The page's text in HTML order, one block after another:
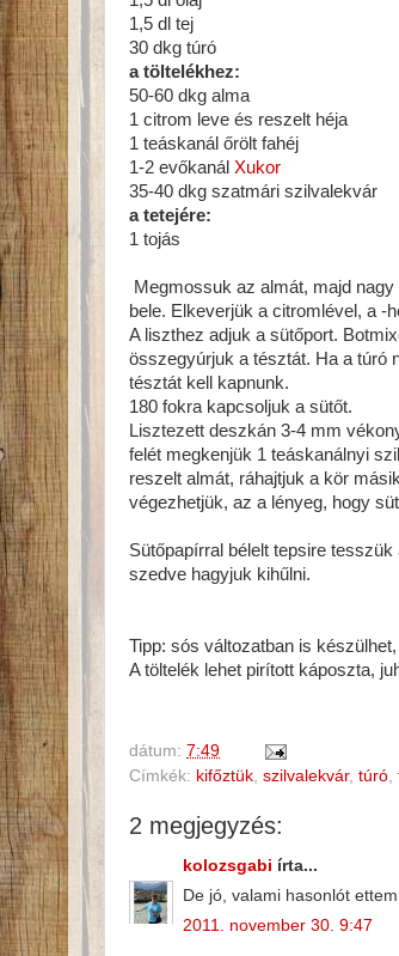
1,5 dl tej
30 dkg túró
a töltelékhez:
50-60 dkg alma
1 citrom leve és reszelt héja
1 teáskanál őrölt fahéj
1-2 evőkanál Xukor
35-40 dkg szatmári szilvalekvár
a tetejére:
1 tojás
Megmossuk az almát, majd
bele. Elkeverjük a citromlével, a -
A liszthez adjuk a sütőport.
összegyúrjuk a tésztát. Ha a túró
tésztát kell kapnunk.
180 fokra kapcsoljuk a sütőt.
Lisztezett deszkán 3-4 mm
felét megkenjük 1 teáskanálnyi
reszelt almát, ráhajtjuk a kör
végezhetjük, az a lényeg, hogy
Sütőpapírral bélelt tepsire
szedve hagyjuk kihűlni.
Tipp: sós változatban is
A töltelék lehet pirított káposzta,
dátum: 7:49
Címkék: kifőztük szilvalekvár, túró
2 megjegyzés:
kolozsgabi írta...
De jó, valami hasonlót
2011. november 30. 9:47